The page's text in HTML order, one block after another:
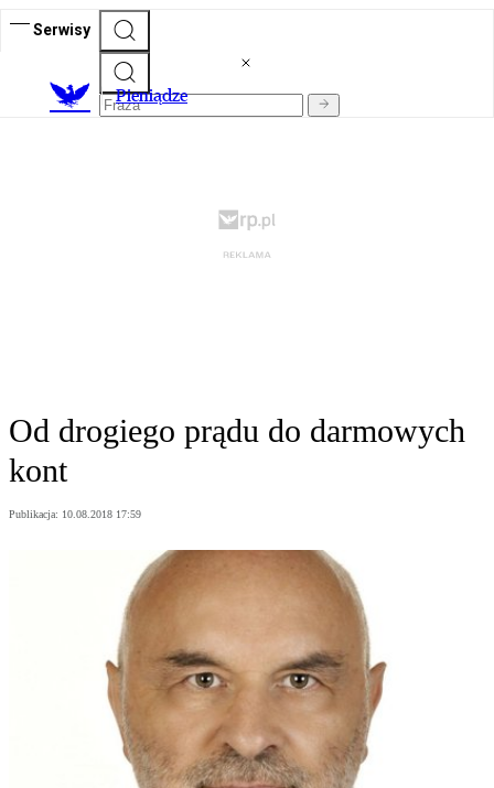
Serwisy
Pieniądze
Od drogiego prądu do darmowych
kont
Publikacja: 10.08.2018 17:59